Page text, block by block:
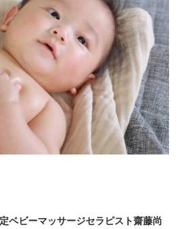
ベビーマッサージセラピスト齋藤尚